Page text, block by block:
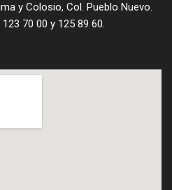
y Colosio, Col. Pueblo Nuevo.
70 00 y 125 89 60.